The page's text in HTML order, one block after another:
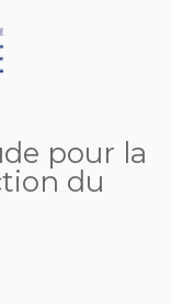
pour la
du